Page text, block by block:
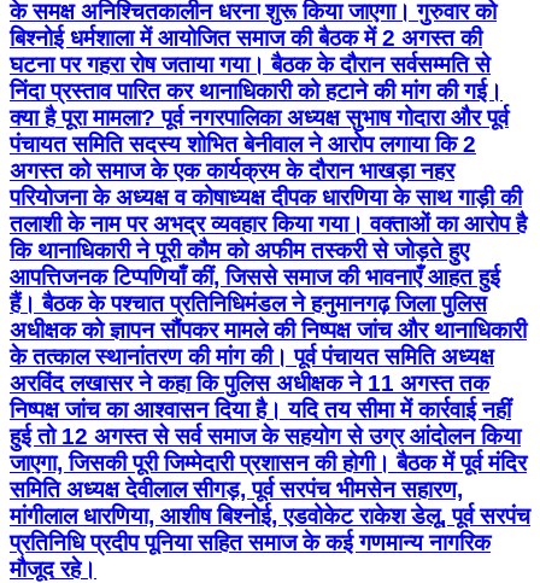
के समक्ष अनिश्चितकालीन धरना शुरू किया जाएगा। गुरुवार को
बिश्नोई धर्मशाला में आयोजित समाज की बैठक में 2 अगस्त की
घटना पर गहरा रोष जताया गया। बैठक के दौरान सर्वसम्मति से
निंदा प्रस्ताव पारित कर थानाधिकारी को हटाने की मांग की गई।
क्या है पूरा मामला? पूर्व नगरपालिका अध्यक्ष सुभाष गोदारा और पूर्व
पंचायत समिति सदस्य शोभित बेनीवाल ने आरोप लगाया कि 2
अगस्त को समाज के एक कार्यक्रम के दौरान भाखड़ा नहर
परियोजना के अध्यक्ष व कोषाध्यक्ष दीपक धारणिया के साथ गाड़ी की
तलाशी के नाम पर अभद्र व्यवहार किया गया। वक्ताओं का आरोप है
कि थानाधिकारी ने पूरी कौम को अफीम तस्करी से जोड़ते हुए
आपत्तिजनक टिप्पणियाँ कीं, जिससे समाज की भावनाएँ आहत हुई
हैं। बैठक के पश्चात प्रतिनिधिमंडल ने हनुमानगढ़ जिला पुलिस
अधीक्षक को ज्ञापन सौंपकर मामले की निष्पक्ष जांच और थानाधिकारी
के तत्काल स्थानांतरण की मांग की। पूर्व पंचायत समिति अध्यक्ष
अरविंद लखासर ने कहा कि पुलिस अधीक्षक ने 11 अगस्त तक
निष्पक्ष जांच का आश्वासन दिया है। यदि तय सीमा में कार्रवाई नहीं
हुई तो 12 अगस्त से सर्व समाज के सहयोग से उग्र आंदोलन किया
जाएगा, जिसकी पूरी जिम्मेदारी प्रशासन की होगी। बैठक में पूर्व मंदिर
समिति अध्यक्ष देवीलाल सीगड़, पूर्व सरपंच भीमसेन सहारण,
मांगीलाल धारणिया, आशीष बिश्नोई, एडवोकेट राकेश डेलू, पूर्व सरपंच
प्रतिनिधि प्रदीप पूनिया सहित समाज के कई गणमान्य नागरिक
मौजूद रहे।